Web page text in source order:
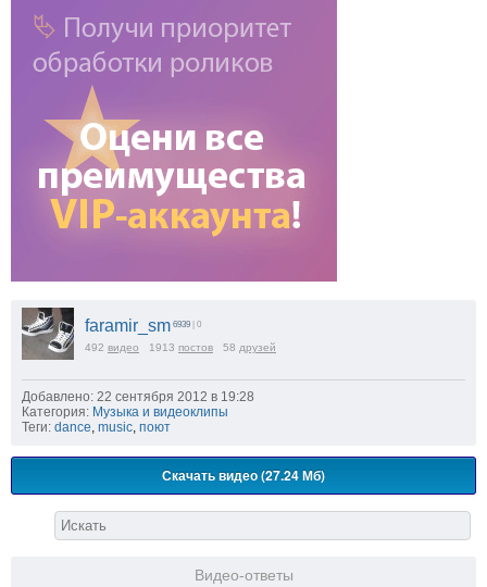
faramir_sm 6939 | 0
492 видео 1913 постов 58 друзей
Добавлено: 22 сентября 2012 в 19:28
Категория: Музыка и видеоклипы
Теги: dance, music, поют
Скачать видео (27.24 Мб)
Видео-ответы